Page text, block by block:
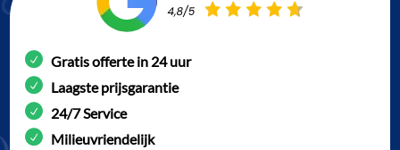
Gratis offerte in 24 uur
Laagste prijsgarantie
24/7 Service
Milieuvriendelijk